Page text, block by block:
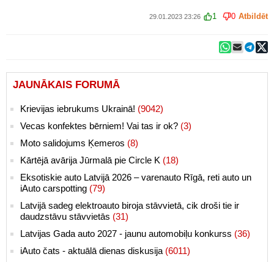
29.01.2023 23:26 1 0 Atbildēt
JAUNĀKAIS FORUMĀ
Krievijas iebrukums Ukrainā! (9042)
Vecas konfektes bērniem! Vai tas ir ok? (3)
Moto salidojums Ķemeros (8)
Kārtējā avārija Jūrmalā pie Circle K (18)
Eksotiskie auto Latvijā 2026 – varenauto Rīgā, reti auto un
iAuto carspotting (79)
Latvijā sadeg elektroauto biroja stāvvietā, cik droši tie ir
daudzstāvu stāvvietās (31)
Latvijas Gada auto 2027 - jaunu automobiļu konkurss (36)
iAuto čats - aktuālā dienas diskusija (6011)